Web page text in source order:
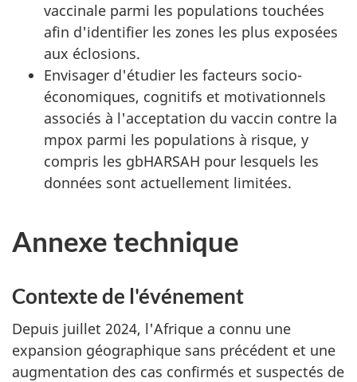
vaccinale parmi les populations touchées
afin d'identifier les zones les plus exposées
aux éclosions.
Envisager d'étudier les facteurs socio-
économiques, cognitifs et motivationnels
associés à l'acceptation du vaccin contre la
mpox parmi les populations à risque, y
compris les gbHARSAH pour lesquels les
données sont actuellement limitées.
Annexe technique
Contexte de l'événement
Depuis juillet 2024, l'Afrique a connu une
expansion géographique sans précédent et une
augmentation des cas confirmés et suspectés de